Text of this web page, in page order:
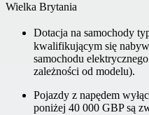
Wielka Brytania
Dotacja na samochody
kwalifikującym się
samochodu
zależności od modelu).
Pojazdy z napędem
poniżej 40 000 GBP są